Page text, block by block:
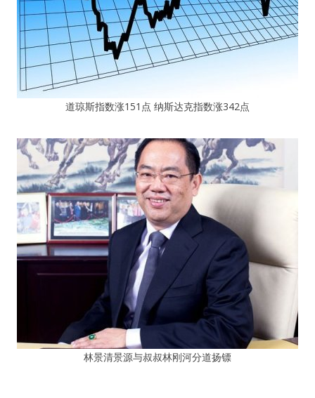
道琼斯指数涨151点 纳斯达克指数涨342点
林景清景源与叔叔林刚河分道扬镖